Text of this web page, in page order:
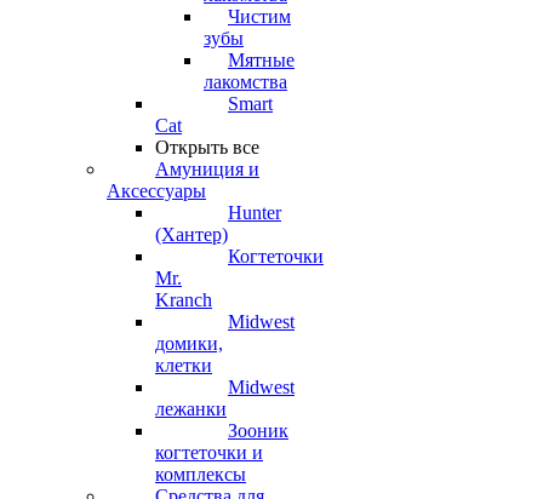
Чистим
зубы
Мятные
лакомства
Smart
Cat
Открыть все
Амуниция и
Аксессуары
Hunter
(Хантер)
Когтеточки
Mr.
Kranch
Midwest
домики,
клетки
Midwest
лежанки
Зооник
когтеточки и
комплексы